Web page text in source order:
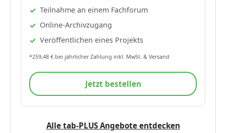
Teilnahme an einem Fachforum
Online-Archivzugang
Veröffentlichen eines Projekts
*259,48 € bei jährlicher Zahlung inkl. MwSt. & Versand
Jetzt bestellen
Alle tab-PLUS Angebote entdecken